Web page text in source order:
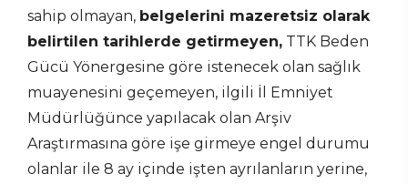
sahip olmayan, belgelerini mazeretsiz olarak
belirtilen tarihlerde getirmeyen, TTK Beden
Gücü Yönergesine göre istenecek olan sağlık
muayenesini geçemeyen, ilgili İl Emniyet
Müdürlüğünce yapılacak olan Arşiv
Araştırmasına göre işe girmeye engel durumu
olanlar ile 8 ay içinde işten ayrılanların yerine,